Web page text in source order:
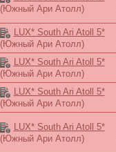
(Южный Ари Атолл)
LUX* South Ari Atoll 5*
(Южный Ари Атолл)
LUX* South Ari Atoll 5*
(Южный Ари Атолл)
LUX* South Ari Atoll 5*
(Южный Ари Атолл)
LUX* South Ari Atoll 5*
(Южный Ари Атолл)